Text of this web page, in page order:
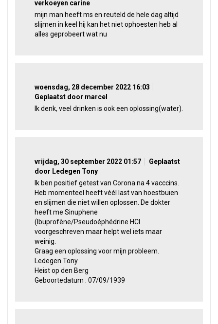
verkoeyen carine
mijn man heeft ms en reuteld de hele dag altijd
slijmen in keel hij kan het niet ophoesten heb al
alles geprobeert wat nu
woensdag, 28 december 2022 16:03
Geplaatst door marcel
Ik denk, veel drinken is ook een oplossing(water).
vrijdag, 30 september 2022 01:57
Geplaatst
door Ledegen Tony
Ik ben positief getest van Corona na 4 vacccins.
Heb momenteel heeft véél last van hoestbuien
en slijmen die niet willen oplossen. De dokter
heeft me Sinuphene
(Ibuprofène/Pseudoéphédrine HCI
voorgeschreven maar helpt wel iets maar
weinig.
Graag een oplossing voor mijn probleem.
Ledegen Tony
Heist op den Berg
Geboortedatum : 07/09/1939